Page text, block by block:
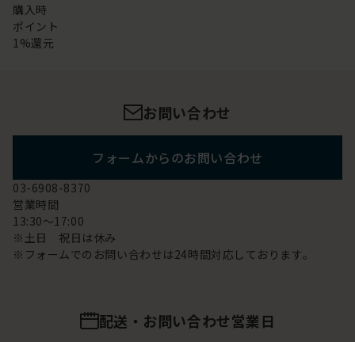
購入時
ポイント
1%還元
お問い合わせ
フォームからのお問い合わせ
03-6908-8370
営業時間
13:30～17:00
※土日 祝日は休み
※フォームでのお問い合わせは24時間対応しております。
配送・お問い合わせ営業日